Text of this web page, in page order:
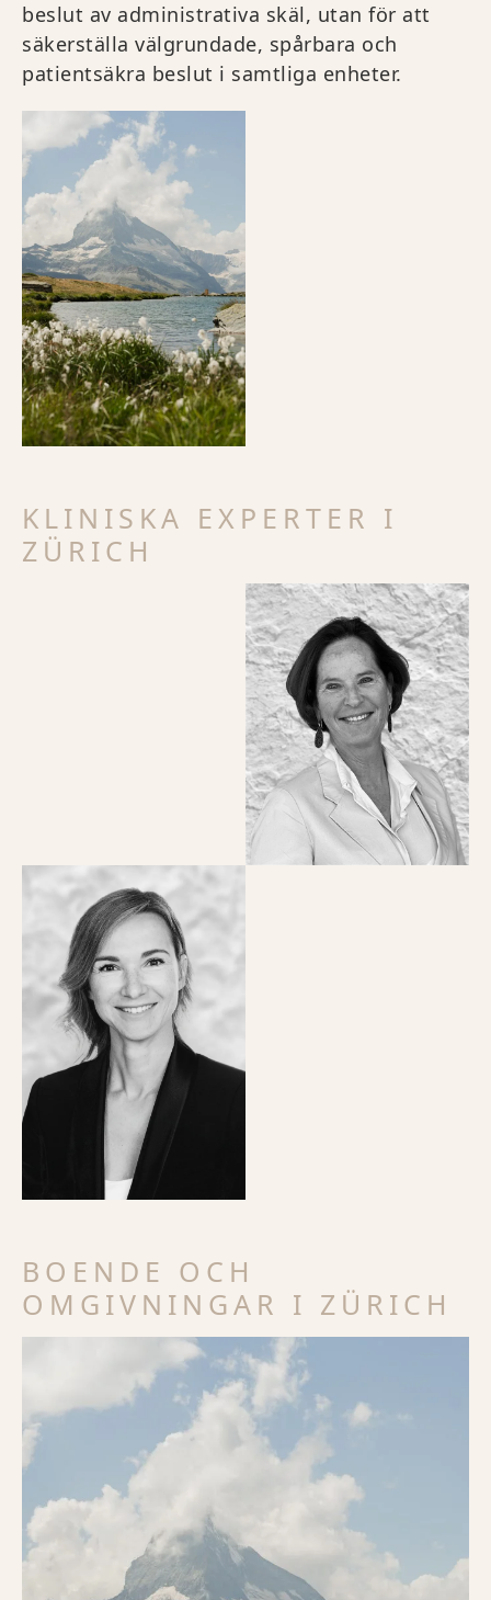
beslut av administrativa skäl, utan för att
säkerställa välgrundade, spårbara och
patientsäkra beslut i samtliga enheter.
KLINISKA EXPERTER I
ZÜRICH
BOENDE OCH
OMGIVNINGAR I ZÜRICH